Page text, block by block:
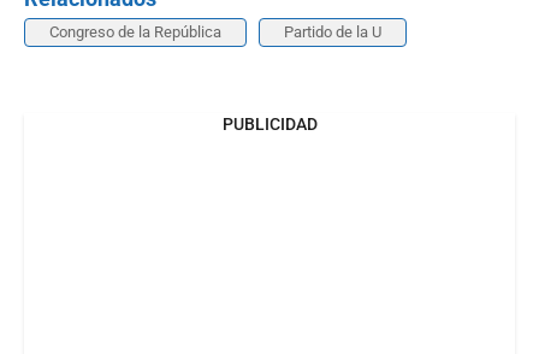
Congreso de la República Partido de la U
PUBLICIDAD